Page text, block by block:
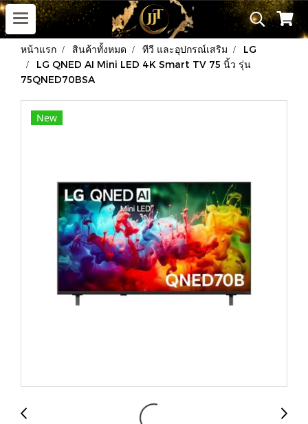
หน้าแรก สินค้าทั้งหมด ทีวี และอุปกรณ์เสริม
LG
LG QNED AI Mini LED 4K Smart TV 75 นิ้ว รุ่น
75QNED70BSA
New